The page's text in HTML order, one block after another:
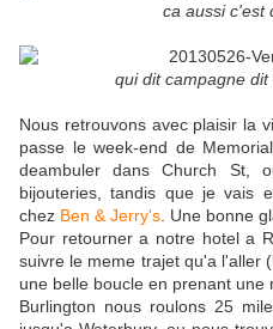
ca aussi c'est
qui dit campagne
Nous retrouvons avec plaisir la
passe le week-end de
deambuler dans Church
bijouteries, tandis que je vais
chez Ben & Jerry's . Une bonne
Pour retourner a notre hotel a
suivre le meme trajet qu'a l'aller
une belle boucle en prenant
Burlington nous roulons 25